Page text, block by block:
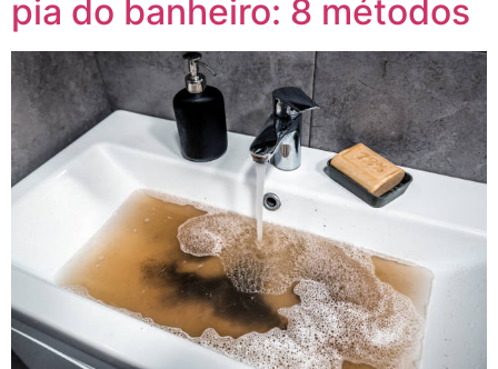
pia do banheiro: 8 métodos